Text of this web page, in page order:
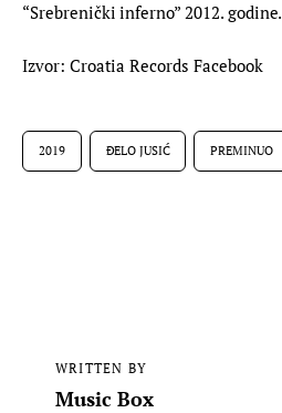
“Srebrenički inferno” 2012. godine.
Izvor: Croatia Records Facebook
2019 ĐELO JUSIĆ PREMINUO
WRITTEN BY
Music Box